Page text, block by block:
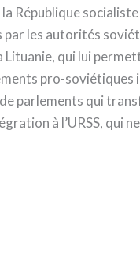
République socialiste
les autorités
Lituanie, qui lui
pro-soviétiques
parlements qui
à l’URSS, qui